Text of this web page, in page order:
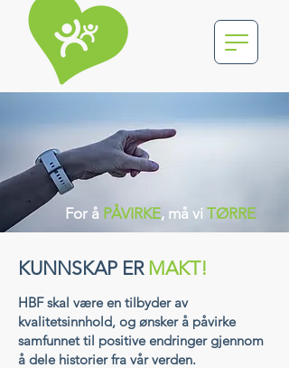
For å PÅVIRKE, må vi TØRRE
KUNNSKAP ER MAKT!
HBF skal være en tilbyder av
kvalitetsinnhold, og ønsker å påvirke
samfunnet til positive endringer gjennom
å dele historier fra vår verden.